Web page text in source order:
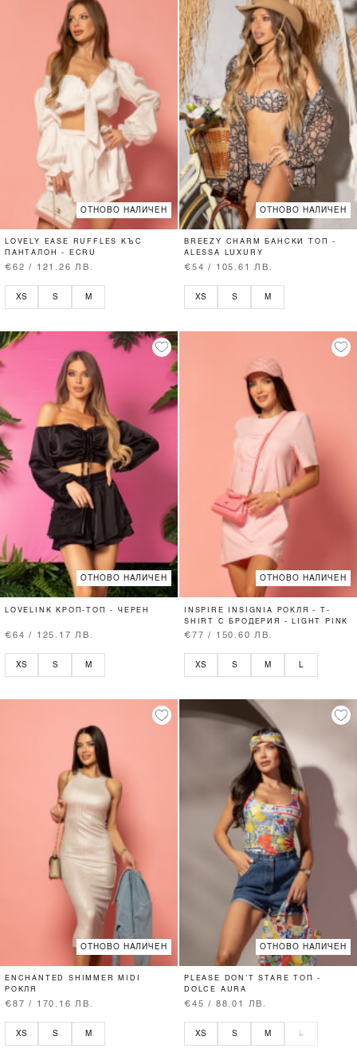
ОТНОВО НАЛИЧЕН
LOVELY EASE RUFFLES КЪС
ПАНТАЛОН - ECRU
€62 / 121.26 ЛВ.
XS S M
ОТНОВО НАЛИЧЕН
BREEZY CHARM БАНСКИ ТОП -
ALESSA LUXURY
€54 / 105.61 ЛВ.
XS S M
ОТНОВО НАЛИЧЕН
LOVELINK КРОП-ТОП - ЧЕРЕН
€64 / 125.17 ЛВ.
XS S M
ОТНОВО НАЛИЧЕН
INSPIRE INSIGNIA РОКЛЯ - T-
SHIRT С БРОДЕРИЯ - LIGHT PINK
€77 / 150.60 ЛВ.
XS S M L
ОТНОВО НАЛИЧЕН
ENCHANTED SHIMMER MIDI
РОКЛЯ
€87 / 170.16 ЛВ.
XS S M
ОТНОВО НАЛИЧЕН
PLEASE DON’T STARE ТОП -
DOLCE AURA
€45 / 88.01 ЛВ.
XS S M L